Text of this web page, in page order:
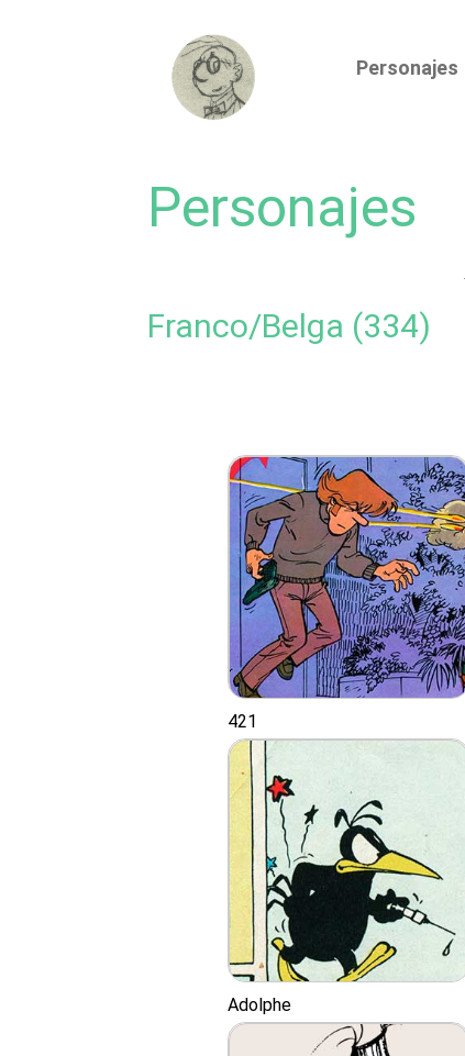
Personajes
Personajes
Franco/Belga (334)
421
Adolphe